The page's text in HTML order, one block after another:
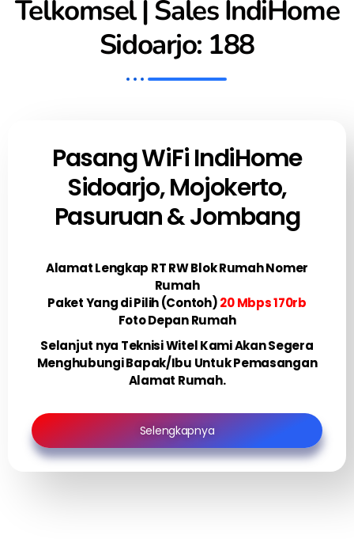
Telkomsel | Sales IndiHome
Sidoarjo: 188
Pasang WiFi IndiHome
Sidoarjo, Mojokerto,
Pasuruan & Jombang
Alamat Lengkap RT RW Blok Rumah Nomer
Rumah
Paket Yang di Pilih (Contoh)20 Mbps 170rb
Foto Depan Rumah
Selanjut nya Teknisi Witel Kami Akan Segera
Menghubungi Bapak/Ibu Untuk Pemasangan
Alamat Rumah.
Selengkapnya